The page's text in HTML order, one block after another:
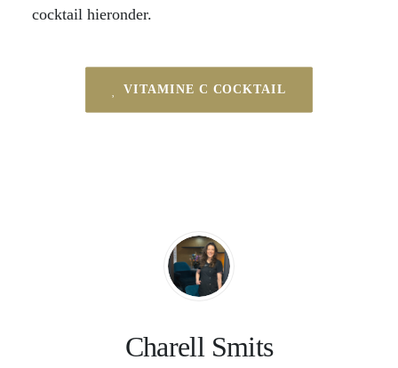
cocktail hieronder.
VITAMINE C COCKTAIL
Charell Smits